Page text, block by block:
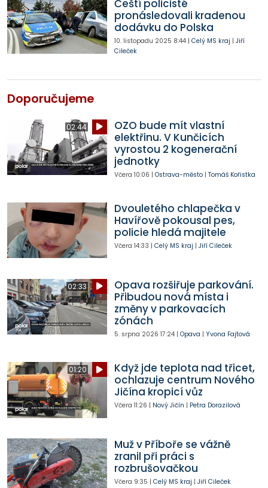
Čeští policisté
pronásledovali kradenou
dodávku do Polska
10. listopadu 2025 8:44| Celý MS kraj | Jiří
Cileček
Doporučujeme
02:44
OZO bude mít vlastní
elektřinu. V Kunčicích
vyrostou 2 kogenerační
jednotky
Včera 10:06 | Ostrava-město| Tomáš Kořistka
Dvouletého chlapečka v
Havířově pokousal pes,
policie hledá majitele
Včera 14:33 | Celý MS kraj | Jiří Cileček
02:33
Opava rozšiřuje parkování.
Přibudou nová místa i
změny v parkovacích
zónách
5. srpna 2026 17:24| Opava | Yvona Fajtová
01:20
Když jde teplota nad třicet,
ochlazuje centrum Nového
Jičína kropicí vůz
Včera 11:26 | Nový Jičín | Petra Dorazilová
Muž v Příboře se vážně
zranil při práci s
rozbrušovačkou
Včera 9:35 | Celý MS kraj | Jiří Cileček